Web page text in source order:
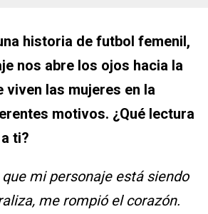
historia de futbol femenil,
nos abre los ojos hacia la
viven las mujeres en la
motivos. ¿Qué lectura
ti?
mi personaje está siendo
me rompió el corazón.